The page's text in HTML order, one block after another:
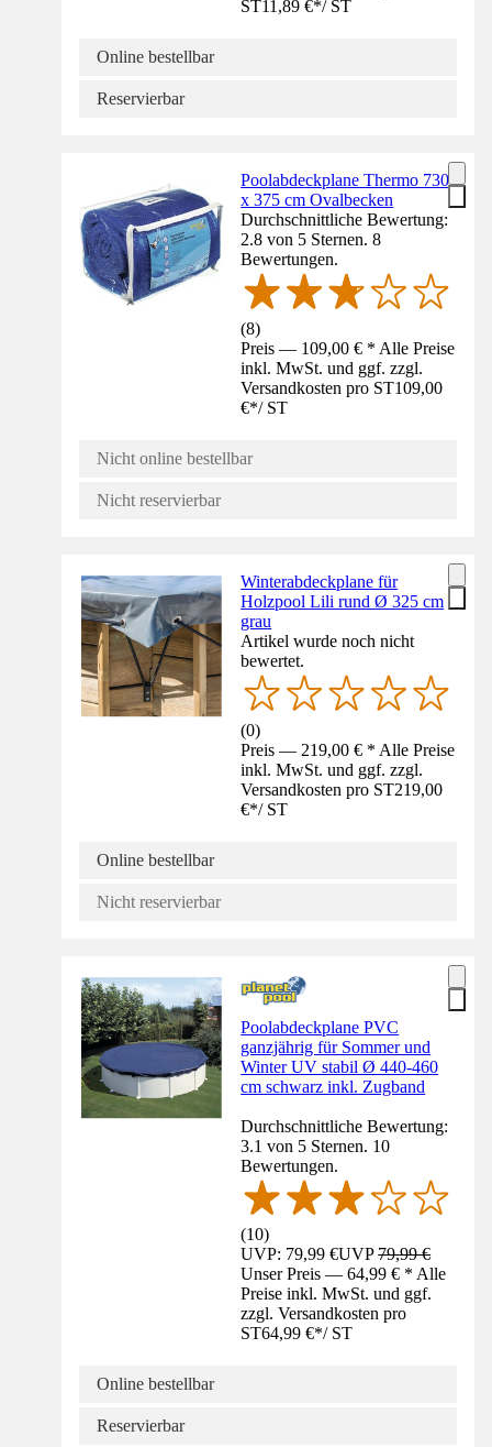
ST11,89 €*/ ST
Online bestellbar
Reservierbar
Poolabdeckplane Thermo 730
x 375 cm Ovalbecken
Durchschnittliche Bewertung:
2.8 von 5 Sternen. 8
Bewertungen.
(8)
Preis — 109,00 € * Alle Preise
inkl. MwSt. und ggf. zzgl.
Versandkosten pro ST109,00
€*/ ST
Nicht online bestellbar
Nicht reservierbar
Winterabdeckplane für
Holzpool Lili rund Ø 325 cm
grau
Artikel wurde noch nicht
bewertet.
(0)
Preis — 219,00 € * Alle Preise
inkl. MwSt. und ggf. zzgl.
Versandkosten pro ST219,00
€*/ ST
Online bestellbar
Nicht reservierbar
Poolabdeckplane PVC
ganzjährig für Sommer und
Winter UV stabil Ø 440-460
cm schwarz inkl. Zugband
Durchschnittliche Bewertung:
3.1 von 5 Sternen. 10
Bewertungen.
(10)
UVP: 79,99 €UVP79,99 €
Unser Preis — 64,99 € * Alle
Preise inkl. MwSt. und ggf.
zzgl. Versandkosten pro
ST64,99 €*/ ST
Online bestellbar
Reservierbar